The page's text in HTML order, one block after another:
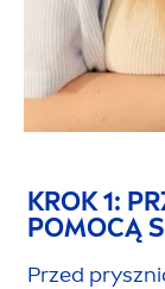
KROK 1:
POMOCĄ
Przed